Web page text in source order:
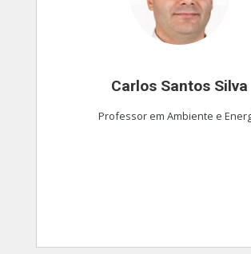
Carlos Santos Silva
Professor em Ambiente e